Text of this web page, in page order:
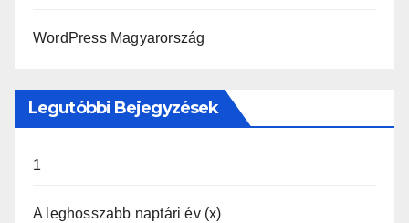
WordPress Magyarország
Legutóbbi Bejegyzések
1
A leghosszabb naptári év (x)